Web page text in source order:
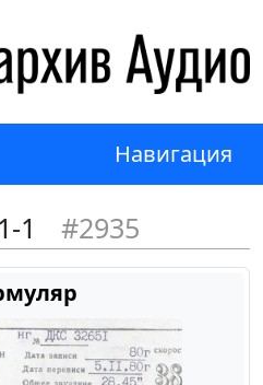
Навигация
1 #2935